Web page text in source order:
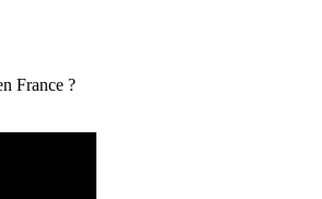
France ?